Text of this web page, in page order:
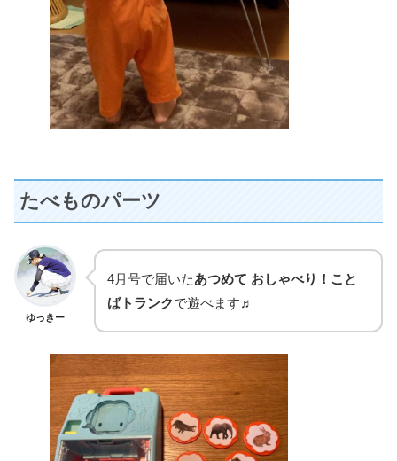
たべものパーツ
ゆっきー
4月号で届いたあつめて おしゃべり！こと
ばトランクで遊べます♬